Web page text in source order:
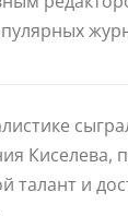
Киселева,
талант и